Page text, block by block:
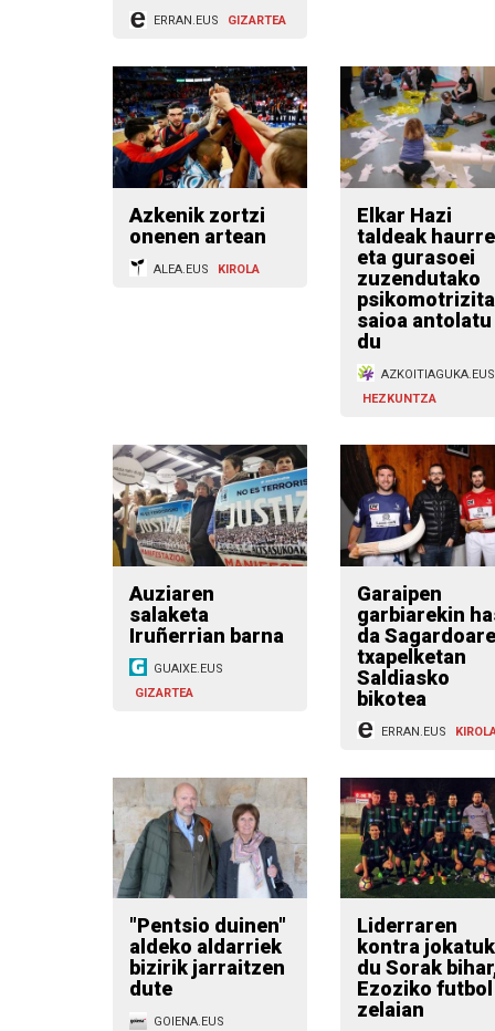
ERRAN.EUS GIZARTEA
Azkenik zortzi
onenen artean
ALEA.EUS KIROLA
Elkar Hazi
taldeak
eta gurasoei
zuzendutako
saioa antolatu
du
AZKOITIAGUKA.EUS
HEZKUNTZA
Auziaren
salaketa
Iruñerrian barna
GUAIXE.EUS
GIZARTEA
Garaipen
garbiarekin
da
txapelketan
Saldiasko
bikotea
ERRAN.EUS
"Pentsio duinen"
aldeko aldarriek
bizirik jarraitzen
dute
GOIENA.EUS
Liderraren
kontra
du Sorak
Ezoziko futbol
zelaian